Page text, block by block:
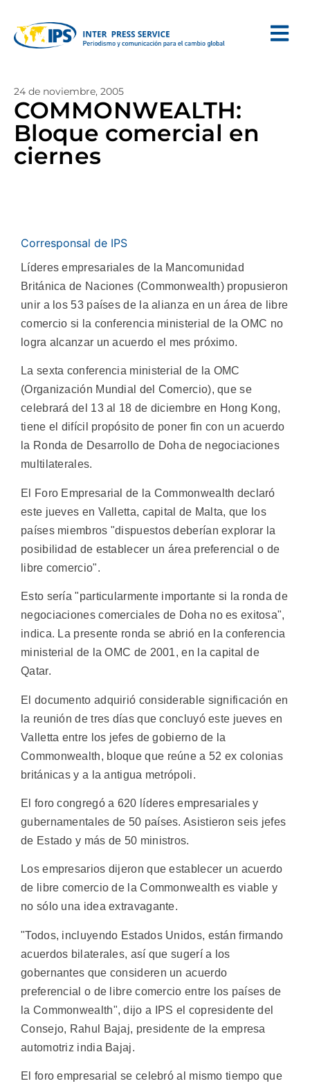
24 de noviembre, 2005
COMMONWEALTH:
Bloque comercial en
ciernes
Corresponsal de IPS
Líderes empresariales de la Mancomunidad
Británica de Naciones (Commonwealth) propusieron
unir a los 53 países de la alianza en un área de libre
comercio si la conferencia ministerial de la OMC no
logra alcanzar un acuerdo el mes próximo.
La sexta conferencia ministerial de la OMC
(Organización Mundial del Comercio), que se
celebrará del 13 al 18 de diciembre en Hong Kong,
tiene el difícil propósito de poner fin con un acuerdo
la Ronda de Desarrollo de Doha de negociaciones
multilaterales.
El Foro Empresarial de la Commonwealth declaró
este jueves en Valletta, capital de Malta, que los
países miembros "dispuestos deberían explorar la
posibilidad de establecer un área preferencial o de
libre comercio".
Esto sería "particularmente importante si la ronda de
negociaciones comerciales de Doha no es exitosa",
indica. La presente ronda se abrió en la conferencia
ministerial de la OMC de 2001, en la capital de
Qatar.
El documento adquirió considerable significación en
la reunión de tres días que concluyó este jueves en
Valletta entre los jefes de gobierno de la
Commonwealth, bloque que reúne a 52 ex colonias
británicas y a la antigua metrópoli.
El foro congregó a 620 líderes empresariales y
gubernamentales de 50 países. Asistieron seis jefes
de Estado y más de 50 ministros.
Los empresarios dijeron que establecer un acuerdo
de libre comercio de la Commonwealth es viable y
no sólo una idea extravagante.
"Todos, incluyendo Estados Unidos, están firmando
acuerdos bilaterales, así que sugerí a los
gobernantes que consideren un acuerdo
preferencial o de libre comercio entre los países de
la Commonwealth", dijo a IPS el copresidente del
Consejo, Rahul Bajaj, presidente de la empresa
automotriz india Bajaj.
El foro empresarial se celebró al mismo tiempo que